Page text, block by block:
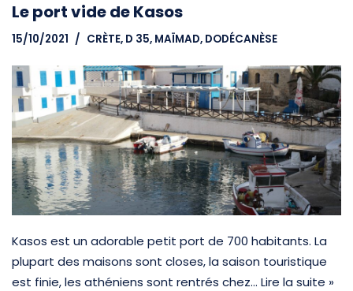
Le port vide de Kasos
15/10/2021 CRÈTE, D 35, MAÏMAD, DODÉCANÈSE
Kasos est un adorable petit port de 700 habitants. La
plupart des maisons sont closes, la saison touristique
est finie, les athéniens sont rentrés chez… Lire la suite »